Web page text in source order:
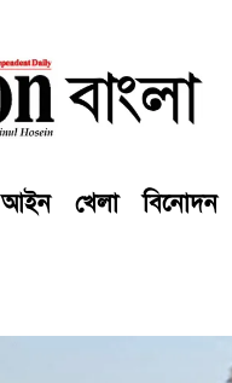
আইন খেলা বিনোদন